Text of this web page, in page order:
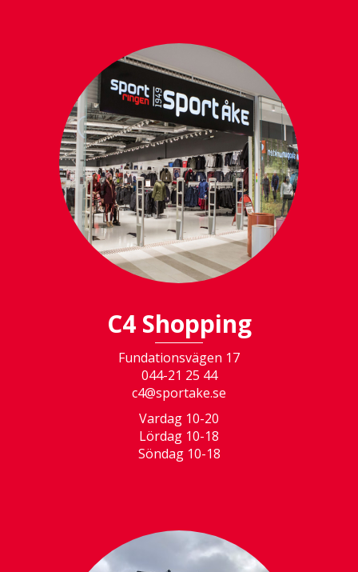
C4 Shopping
Fundationsvägen 17
044-21 25 44
c4@sportake.se
Vardag 10-20
Lördag 10-18
Söndag 10-18